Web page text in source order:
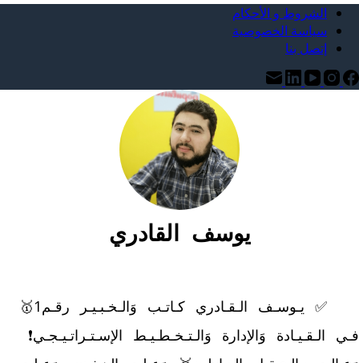
الشروط و الأحكام
سياسة الخصوصية
إتصل بنا
يوسف القادري